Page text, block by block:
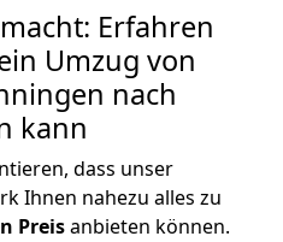
Erfahren
Umzug von
nach
kann
dass unser
Ihnen nahezu alles zu
Preisanbieten können.